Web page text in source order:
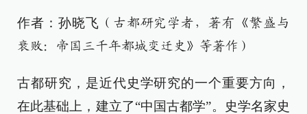
作者：孙晓飞 （古都研究学者，著有《繁盛与
衰败：帝国三千年都城变迁史》等著作）
古都研究，是近代史学研究的一个重要方向，
在此基础上，建立了“中国古都学”。史学名家史